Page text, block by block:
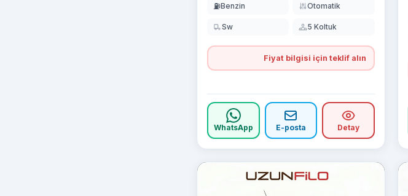
⛽Benzin Otomatik
Sw 5 Koltuk
Fiyat bilgisi için teklif alın
WhatsApp E-posta Detay